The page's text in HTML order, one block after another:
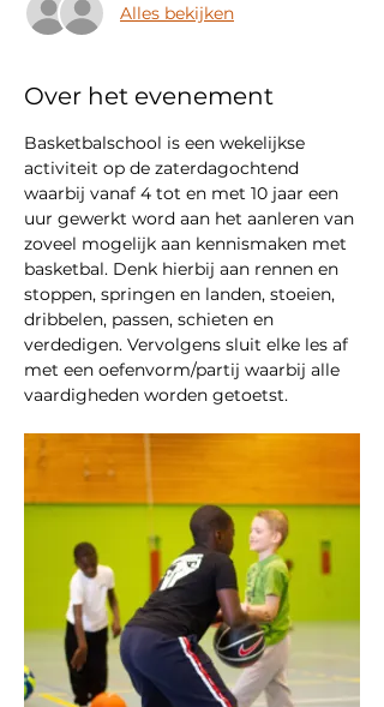
Alles bekijken
Over het evenement
Basketbalschool is een wekelijkse
activiteit op de zaterdagochtend
waarbij vanaf 4 tot en met 10 jaar een
uur gewerkt word aan het aanleren van
zoveel mogelijk aan kennismaken met
basketbal. Denk hierbij aan rennen en
stoppen, springen en landen, stoeien,
dribbelen, passen, schieten en
verdedigen. Vervolgens sluit elke les af
met een oefenvorm/partij waarbij alle
vaardigheden worden getoetst.